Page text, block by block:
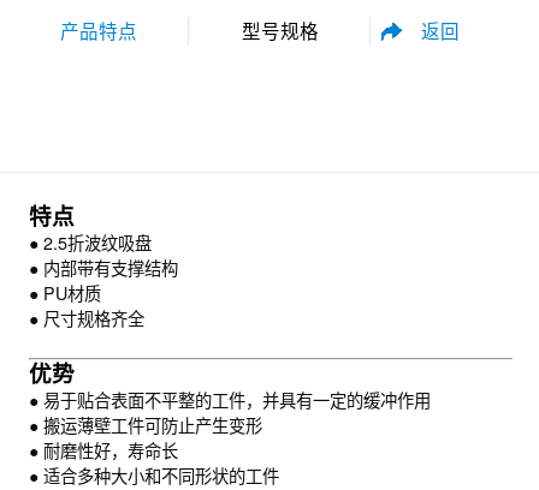
产品特点 型号规格
性能参数
资料下载
返回
特点
● 2.5折波纹吸盘
● 内部带有支撑结构
● PU材质
● 尺寸规格齐全
优势
● 易于贴合表面不平整的工件，并具有一定的缓冲作用
● 搬运薄壁工件可防止产生变形
● 耐磨性好，寿命长
● 适合多种大小和不同形状的工件